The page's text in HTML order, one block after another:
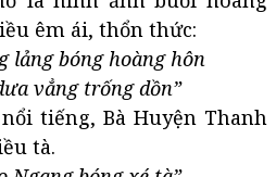
êm ái, thổn thức:
lảng bóng hoàng hôn
vẳng trống dồn”
tiếng, Bà Huyện Thanh
tà.